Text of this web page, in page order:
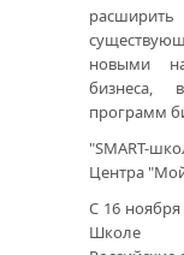
новыми
бизнеса,
программ
"SMART-
Центра
С 16 ноября
Школе